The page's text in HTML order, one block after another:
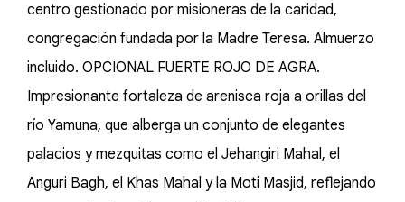
centro gestionado por misioneras de la caridad,
congregación fundada por la Madre Teresa. Almuerzo
incluido. OPCIONAL FUERTE ROJO DE AGRA.
Impresionante fortaleza de arenisca roja a orillas del
río Yamuna, que alberga un conjunto de elegantes
palacios y mezquitas como el Jehangiri Mahal, el
Anguri Bagh, el Khas Mahal y la Moti Masjid, reflejando